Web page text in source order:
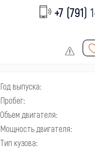
+7 (791)
Год выпуска:
Пробег:
Объем двигателя:
Мощность двигателя:
Тип кузова: